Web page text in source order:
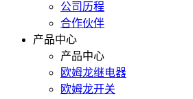
公司历程
合作伙伴
产品中心
产品中心
欧姆龙继电器
欧姆龙开关